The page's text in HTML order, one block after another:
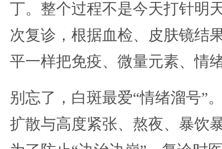
丁。整个过程不是今天打针明
次复诊，根据血检、皮肤镜结
平一样把免疫、微量元素、情
别忘了，白斑最爱“情绪溜号”
扩散与高度紧张、熬夜、暴饮